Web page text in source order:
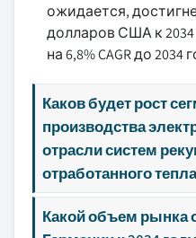
ожидается,
долларов США к
на 6,8% CAGR до 2034
Каков будет рост
производства
отрасли систем
отработанного
Какой объем рынка